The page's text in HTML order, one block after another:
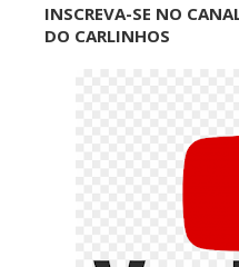
INSCREVA-SE NO
DO CARLINHOS